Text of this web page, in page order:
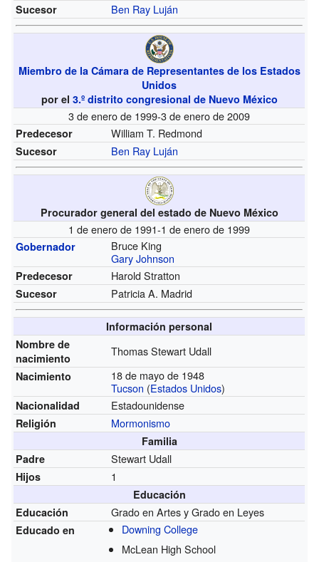
Sucesor Ben Ray Luján
Miembro de la Cámara de Representantes de los Estados
Unidos
por el 3.º distrito congresional de Nuevo México
3 de enero de 1999-3 de enero de 2009
Predecesor William T. Redmond
Sucesor Ben Ray Luján
Procurador general del estado de Nuevo México
1 de enero de 1991-1 de enero de 1999
Gobernador
Bruce King
Gary Johnson
Predecesor Harold Stratton
Sucesor Patricia A. Madrid
Información personal
Nombre de
nacimiento
Thomas Stewart Udall
Nacimiento
18 de mayo de 1948
Tucson (Estados Unidos)
Nacionalidad Estadounidense
Religión Mormonismo
Familia
Padre
Stewart Udall
Hijos 1
Educación
Educación
Grado en Artes y Grado en Leyes
Educado en
Downing College
McLean High School